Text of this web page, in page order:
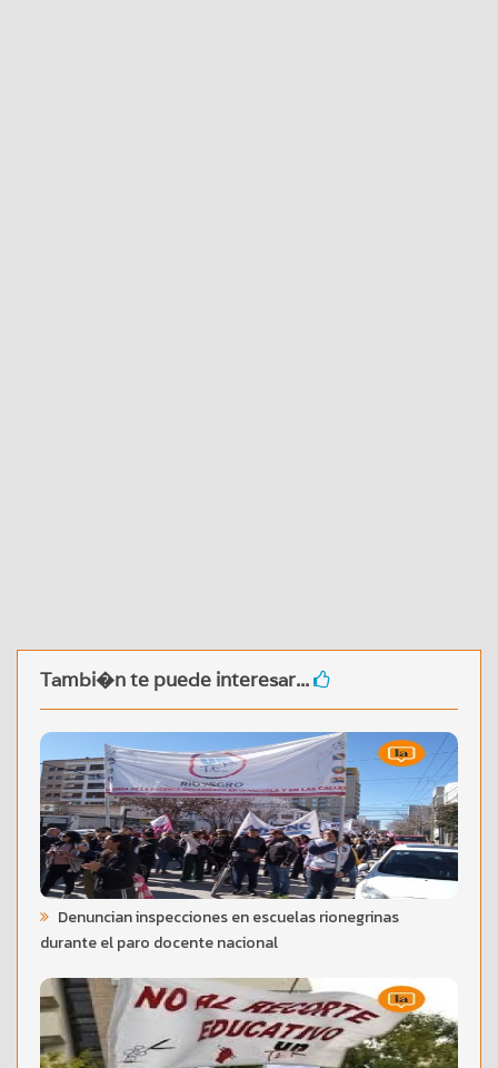
Tambi�n te puede interesar...
Denuncian inspecciones en escuelas rionegrinas
durante el paro docente nacional